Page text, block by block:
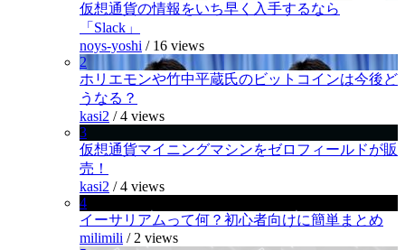
仮想通貨の情報をいち早く入手するなら
「Slack」
noys-yoshi / 16 views
2
ホリエモンや竹中平蔵氏のビットコインは今後ど
うなる？
kasi2 /4 views
3
仮想通貨マイニングマシンをゼロフィールドが販
売！
kasi2 /4 views
4
イーサリアムって何？初心者向けに簡単まとめ
milimili / 2 views